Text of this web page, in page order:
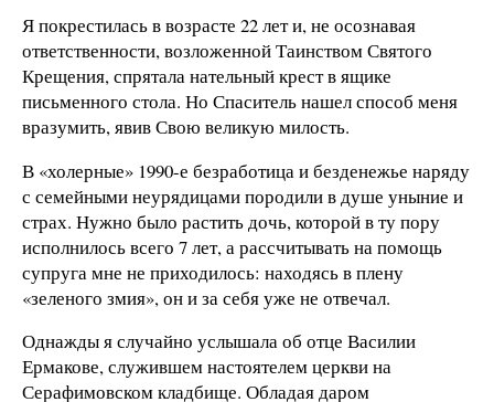
Я покрестилась в возрасте 22 лет и, не осознавая
ответственности, возложенной Таинством Святого
Крещения, спрятала нательный крест в ящике
письменного стола. Но Спаситель нашел способ меня
вразумить, явив Свою великую милость.
В «холерные» 1990-е безработица и безденежье наряду
с семейными неурядицами породили в душе уныние и
страх. Нужно было растить дочь, которой в ту пору
исполнилось всего 7 лет, а рассчитывать на помощь
супруга мне не приходилось: находясь в плену
«зеленого змия», он и за себя уже не отвечал.
Однажды я случайно услышала об отце Василии
Ермакове, служившем настоятелем церкви на
Серафимовском кладбище. Обладая даром